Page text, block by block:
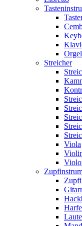
Orgel
Streicher
Viola
Harfe
Laute